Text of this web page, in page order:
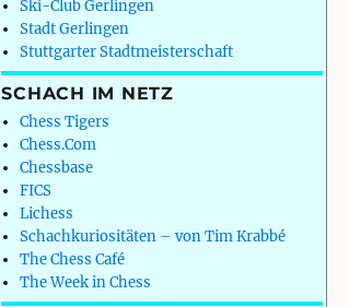
Ski-Club Gerlingen
Stadt Gerlingen
Stuttgarter Stadtmeisterschaft
SCHACH IM NETZ
Chess Tigers
Chess.Com
Chessbase
FICS
Lichess
Schachkuriositäten – von Tim Krabbé
The Chess Café
The Week in Chess